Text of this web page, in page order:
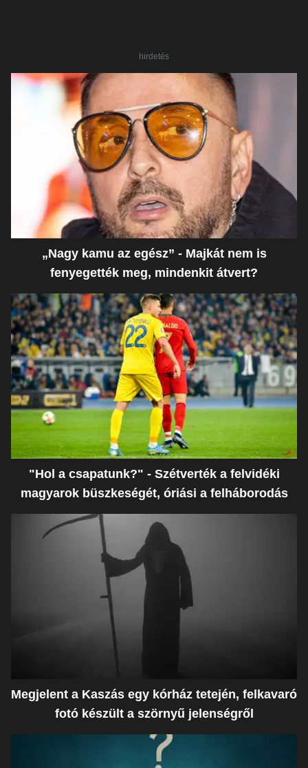
hirdetés
„Nagy kamu az egész” - Majkát nem is
fenyegették meg, mindenkit átvert?
"Hol a csapatunk?" - Szétverték a felvidéki
magyarok büszkeségét, óriási a felháborodás
Megjelent a Kaszás egy kórház tetején, felkavaró
fotó készült a szörnyű jelenségről